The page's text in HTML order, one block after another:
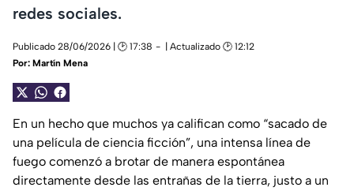
redes sociales.
Publicado 28/06/2026 | 🕑 17:38
| Actualizado 🕑 12:12
Por: Martín Mena
En un hecho que muchos ya califican como “sacado de
una película de ciencia ficción”, una intensa línea de
fuego comenzó a brotar de manera espontánea
directamente desde las entrañas de la tierra, justo a un